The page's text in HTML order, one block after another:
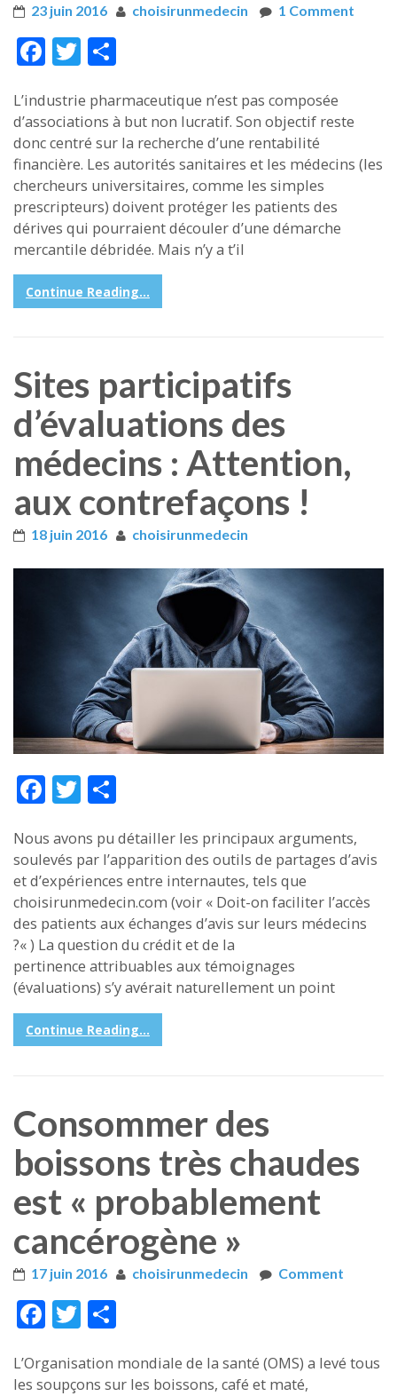
23 juin 2016 choisirunmedecin 1 Comment
Face
k
Twitt
L’industrie pharmaceutique n’est pas composée
d’associations à but non lucratif. Son objectif reste
donc centré sur la recherche d’une rentabilité
financière. Les autorités sanitaires et les médecins (les
chercheurs universitaires, comme les simples
prescripteurs) doivent protéger les patients des
dérives qui pourraient découler d’une démarche
mercantile débridée. Mais n’y a t’il
Continue Reading...
Sites participatifs
d’évaluations des
médecins : Attention,
aux contrefaçons !
18 juin 2016 choisirunmedecin
Face
k
Twitt
Nous avons pu détailler les principaux arguments,
soulevés par l’apparition des outils de partages d’avis
et d’expériences entre internautes, tels que
choisirunmedecin.com (voir « Doit-on faciliter l’accès
des patients aux échanges d’avis sur leurs médecins
?« ) La question du crédit et de la
pertinence attribuables aux témoignages
(évaluations) s’y avérait naturellement un point
Continue Reading...
Consommer des
boissons très chaudes
est « probablement
cancérogène »
17 juin 2016 choisirunmedecin Comment
Face
k
Twitt
L’Organisation mondiale de la santé (OMS) a levé tous
les soupçons sur les boissons, café et maté,